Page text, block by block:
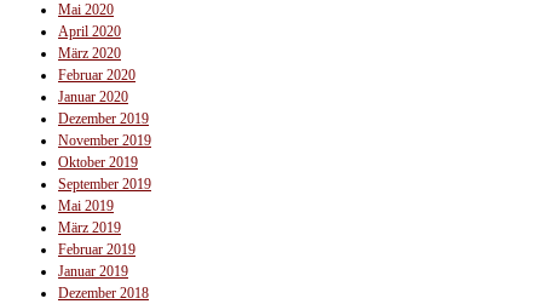
Mai 2020
April 2020
März 2020
Februar 2020
Januar 2020
Dezember 2019
November 2019
Oktober 2019
September 2019
Mai 2019
März 2019
Februar 2019
Januar 2019
Dezember 2018